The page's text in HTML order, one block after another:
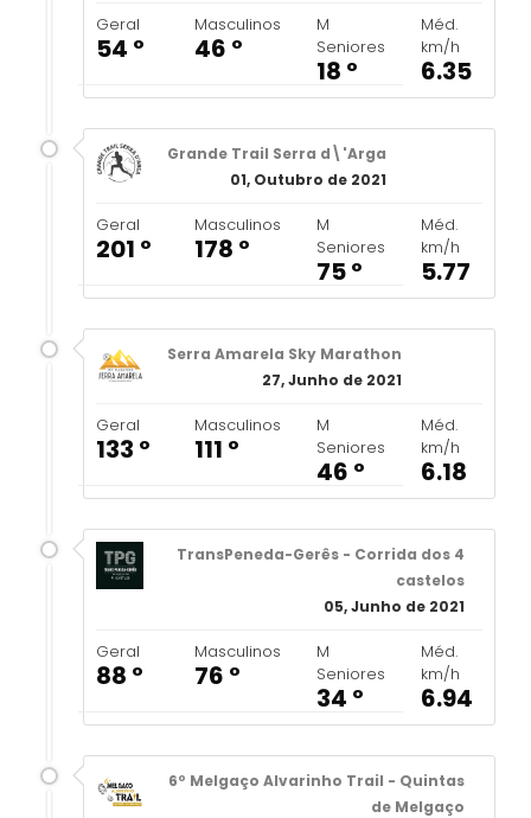
Geral
54 º
Masculinos
46 º
M
Seniores
18 º
Méd.
km/h
6.35
Grande Trail Serra d\'Arga
01, Outubro de 2021
Geral
201 º
Masculinos
178 º
M
Seniores
75 º
Méd.
km/h
5.77
Serra Amarela Sky Marathon
27, Junho de 2021
Geral
133 º
Masculinos
111 º
M
Seniores
46 º
Méd.
km/h
6.18
TransPeneda-Gerês - Corrida dos 4
castelos
05, Junho de 2021
Geral
88 º
Masculinos
76 º
M
Seniores
34 º
Méd.
km/h
6.94
6º Melgaço Alvarinho Trail - Quintas
de Melgaço